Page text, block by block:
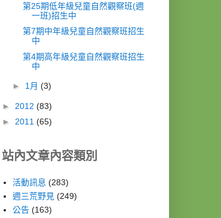
第25期低年級兒童自然觀察班(週
一班)招生中
第7期中年級兒童自然觀察班招生
中
第4期高年級兒童自然觀察班招生
中
► 1月 (3)
► 2012 (83)
► 2011 (65)
站內文章內容類別
活動訊息 (283)
週三荒野見 (249)
公告 (163)